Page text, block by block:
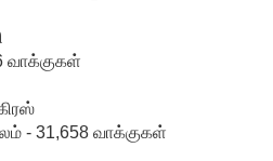
வாக்குகள்
- 31,658 வாக்குகள்